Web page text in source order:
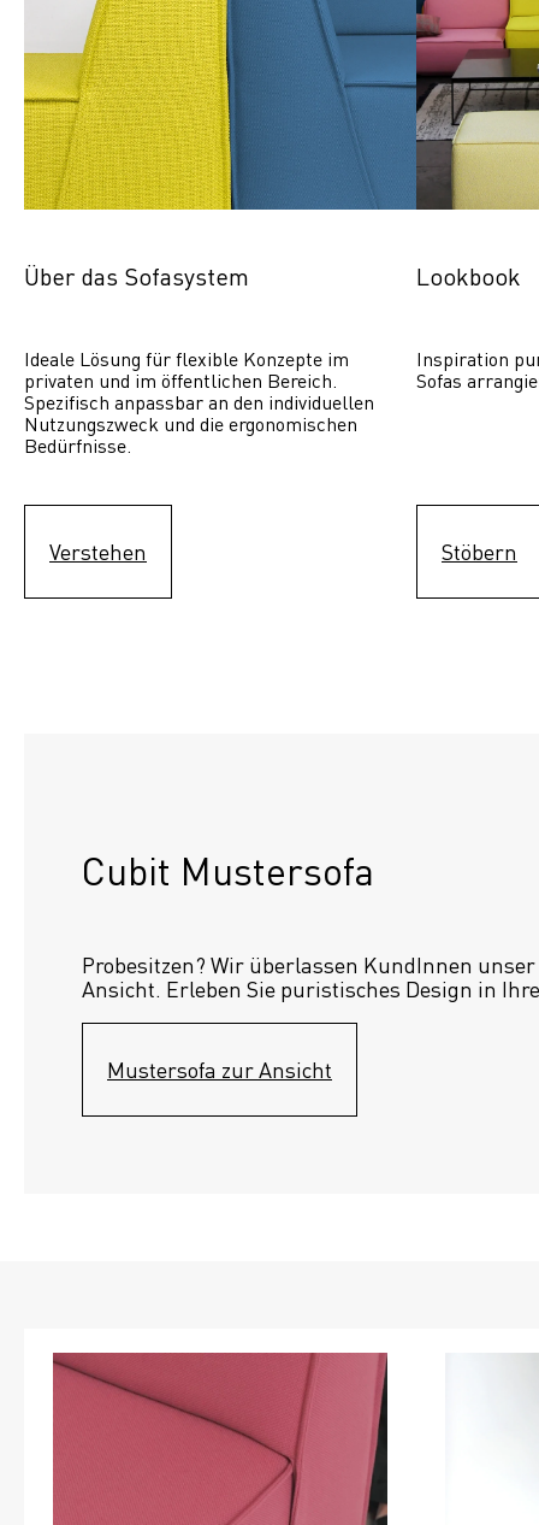
Über das Sofasystem
Ideale Lösung für flexible Konzepte im
privaten und im öffentlichen Bereich.
Spezifisch anpassbar an den individuellen
Nutzungszweck und die ergonomischen
Bedürfnisse.
Verstehen
Lookbook
Inspiration
Sofas
Stöbern
Cubit Mustersofa
Probesitzen? Wir überlassen KundInnen unser
Ansicht. Erleben Sie puristisches Design in
Mustersofa zur Ansicht